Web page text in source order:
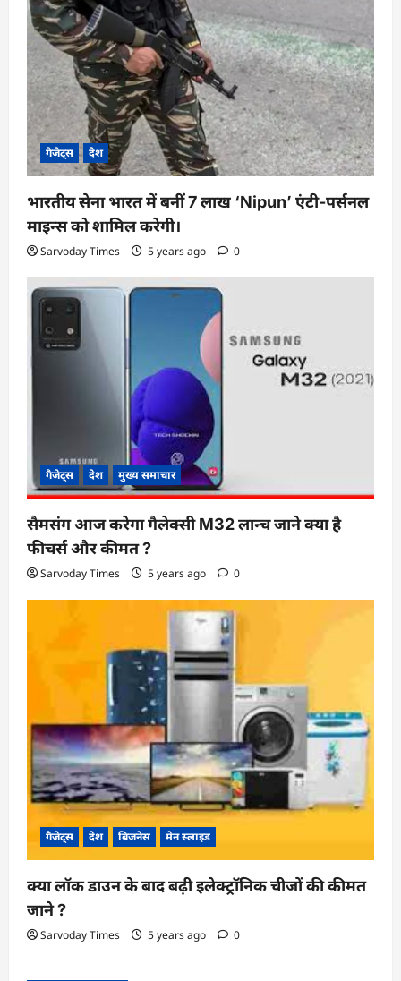
a
o
n
गैजेट्स देश
भारतीय सेना भारत में बनीं 7 लाख ‘Nipun’ एंटी-पर्सनल
माइन्स को शामिल करेगी।
Sarvoday Times 5 years ago 0
गैजेट्स देश मुख्य समाचार
सैमसंग आज करेगा गैलेक्सी M32 लान्च जाने क्या है
फीचर्स और कीमत ?
Sarvoday Times 5 years ago 0
गैजेट्स देश बिजनेस मेन स्लाइड
क्या लॉक डाउन के बाद बढ़ी इलेक्ट्रॉनिक चीजों की कीमत
जाने ?
Sarvoday Times 5 years ago 0